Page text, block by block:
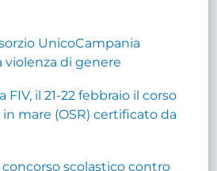
UnicoCampania
violenza di genere
FIV, il 21-22 febbraio il corso
mare (OSR) certificato da
concorso scolastico contro